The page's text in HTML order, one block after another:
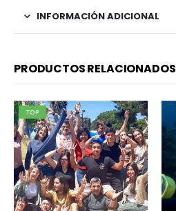
INFORMACIÓN ADICIONAL
PRODUCTOS RELACIONADOS
TOP